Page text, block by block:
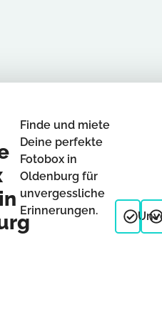
Finde und miete
Deine perfekte
Fotobox in
Oldenburg für
unvergessliche
Erinnerungen.